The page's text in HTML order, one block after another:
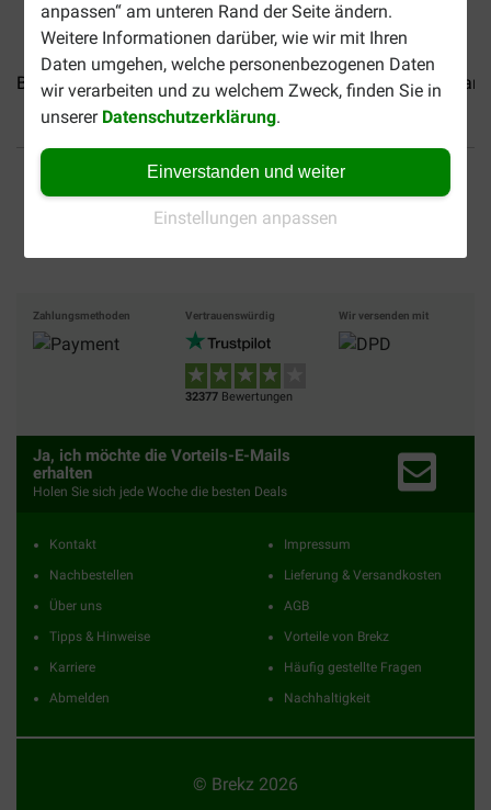
anpassen“ am unteren Rand der Seite ändern.
Weitere Informationen darüber, wie wir mit Ihren
Daten umgehen, welche personenbezogenen Daten
wir verarbeiten und zu welchem Zweck, finden Sie in
unserer Datenschutzerklärung.
Einverstanden und weiter
Einstellungen anpassen
Brekz Snacks - Pure Würste... Brekz Snacks -
Bis 30% günstiger Sicher bezahlen
Versandkostenfrei ab 49 €
Zahlungsmethoden Vertrauenswürdig
32377 Bewertungen
Wir versenden mit
Ja, ich möchte die Vorteils-E-Mails
erhalten
Holen Sie sich jede Woche die besten Deals
Kontakt
Nachbestellen
Über uns
Tipps & Hinweise
Karriere
Abmelden
Impressum
Lieferung & Versandkosten
AGB
Vorteile von Brekz
Häufig gestellte Fragen
Nachhaltigkeit
© Brekz 2026